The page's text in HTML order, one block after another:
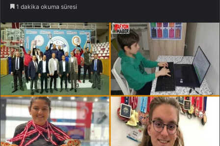
1 dakika okuma süresi